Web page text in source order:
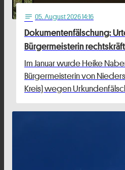
notes 05. August 2026 14:16
Dokumentenfälschung:
Bürgermeisterin
Im Januar wurde Heike
Bürgermeisterin von
Kreis) wegen